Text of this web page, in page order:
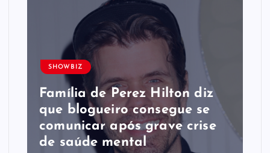
SHOWBIZ
Família de Perez Hilton diz
que blogueiro consegue se
comunicar após grave crise
de saúde mental